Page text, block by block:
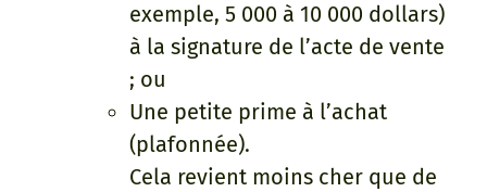
exemple, 5 000 à 10 000 dollars)
à la signature de l’acte de vente
; ou
Une petite prime à l’achat
(plafonnée).
Cela revient moins cher que de